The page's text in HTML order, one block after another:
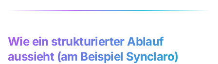
Wie ein strukturierter Ablauf
aussieht (am Beispiel Synclaro)